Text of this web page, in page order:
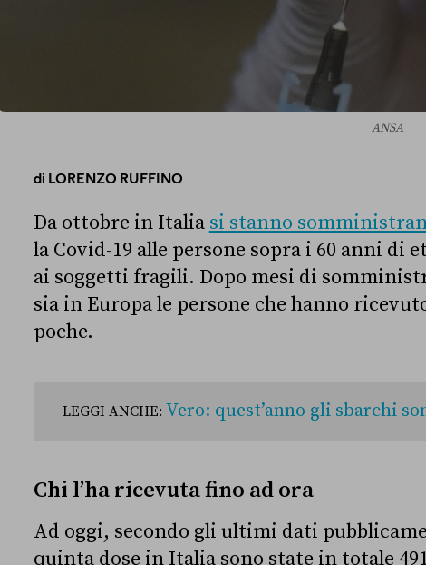
ANSA
di LORENZO RUFFINO
Da ottobre in Italia si stanno
la Covid-19 alle persone sopra i 60 anni di
ai soggetti fragili. Dopo mesi di
sia in Europa le persone che hanno
poche.
LEGGI ANCHE: Vero: quest’anno gli sbarchi
Chi l’ha ricevuta fino ad ora
Ad oggi, secondo gli ultimi dati
quinta dose in Italia sono state in totale